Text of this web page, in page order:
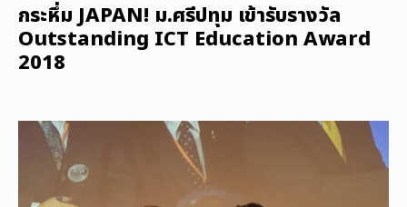
กระหึ่ม JAPAN! ม.ศรีปทุม เข้ารับรางวัล
Outstanding ICT Education Award
2018